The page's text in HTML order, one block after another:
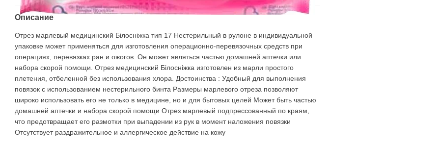
Описание
Отрез марлевый медицинский Білосніжка тип 17 Нестерильный в рулоне в индивидуальной
упаковке может применяться для изготовления операционно-перевязочных средств при
операциях, перевязках ран и ожогов. Он может являться частью домашней аптечки или
набора скорой помощи. Отрез медицинский Білосніжка изготовлен из марли простого
плетения, отбеленной без использования хлора. Достоинства : Удобный для выполнения
повязок с использованием нестерильного бинта Размеры марлевого отреза позволяют
широко использовать его не только в медицине, но и для бытовых целей Может быть частью
домашней аптечки и набора скорой помощи Отрез марлевый подпрессованный по краям,
что предотвращает его размотки при выпадении из рук в момент наложения повязки
Отсутствует раздражительное и аллергическое действие на кожу